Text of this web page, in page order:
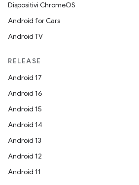
Dispositivi ChromeOS
Android for Cars
Android TV
RELEASE
Android 17
Android 16
Android 15
Android 14
Android 13
Android 12
Android 11